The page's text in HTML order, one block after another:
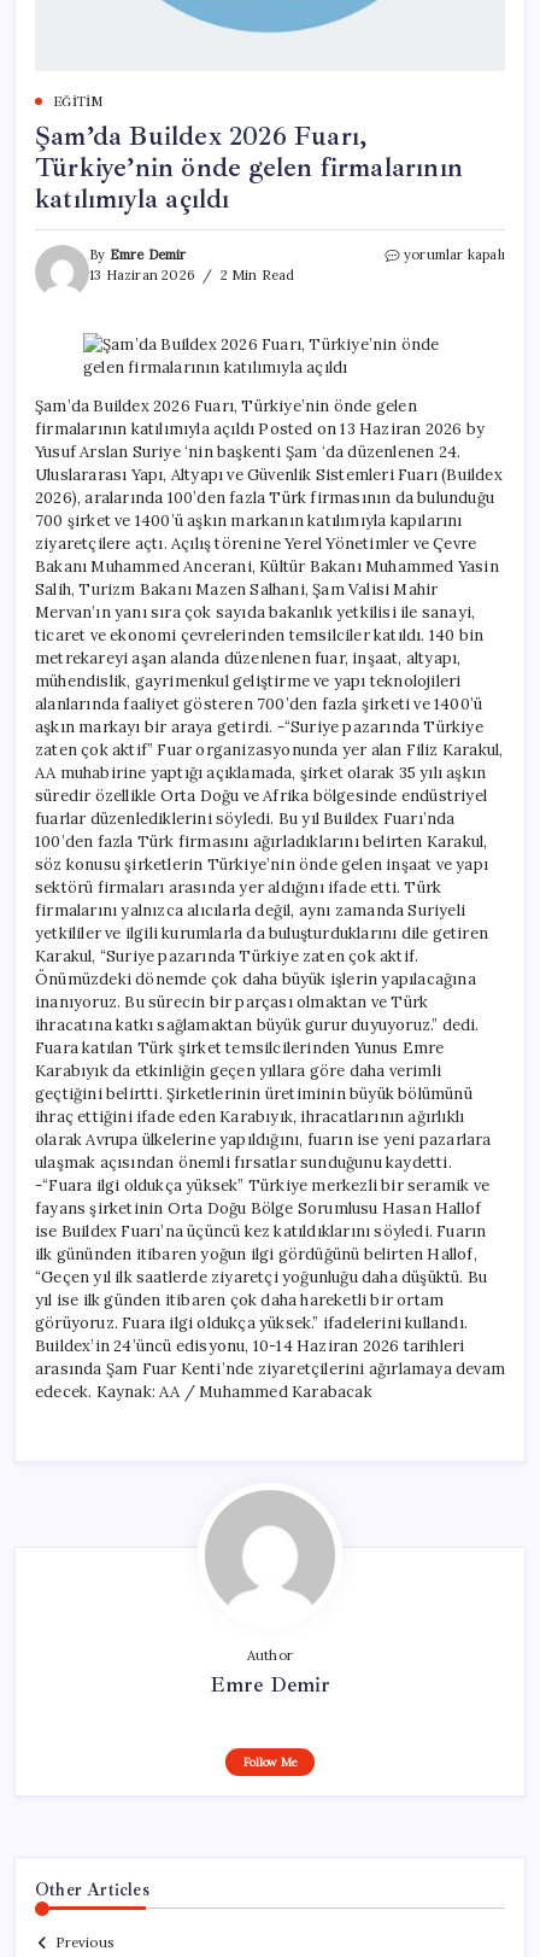
EĞITIM
Şam’da Buildex 2026 Fuarı,
Türkiye’nin önde gelen firmalarının
katılımıyla açıldı
By Emre Demir
13 Haziran 2026
2 Min Read
Şam’da
Türkiye’nin
önde
katılımıyla
açıldı
için
yorumlar kapalı
Şam’da Buildex 2026 Fuarı, Türkiye’nin önde gelen
firmalarının katılımıyla açıldı Posted on 13 Haziran 2026 by
Yusuf Arslan Suriye ‘nin başkenti Şam ‘da düzenlenen 24.
Uluslararası Yapı, Altyapı ve Güvenlik Sistemleri Fuarı (Buildex
2026), aralarında 100’den fazla Türk firmasının da bulunduğu
700 şirket ve 1400’ü aşkın markanın katılımıyla kapılarını
ziyaretçilere açtı. Açılış törenine Yerel Yönetimler ve Çevre
Bakanı Muhammed Ancerani, Kültür Bakanı Muhammed Yasin
Salih, Turizm Bakanı Mazen Salhani, Şam Valisi Mahir
Mervan’ın yanı sıra çok sayıda bakanlık yetkilisi ile sanayi,
ticaret ve ekonomi çevrelerinden temsilciler katıldı. 140 bin
metrekareyi aşan alanda düzenlenen fuar, inşaat, altyapı,
mühendislik, gayrimenkul geliştirme ve yapı teknolojileri
alanlarında faaliyet gösteren 700’den fazla şirketi ve 1400’ü
aşkın markayı bir araya getirdi. -“Suriye pazarında Türkiye
zaten çok aktif” Fuar organizasyonunda yer alan Filiz Karakul,
AA muhabirine yaptığı açıklamada, şirket olarak 35 yılı aşkın
süredir özellikle Orta Doğu ve Afrika bölgesinde endüstriyel
fuarlar düzenlediklerini söyledi. Bu yıl Buildex Fuarı’nda
100’den fazla Türk firmasını ağırladıklarını belirten Karakul,
söz konusu şirketlerin Türkiye’nin önde gelen inşaat ve yapı
sektörü firmaları arasında yer aldığını ifade etti. Türk
firmalarını yalnızca alıcılarla değil, aynı zamanda Suriyeli
yetkililer ve ilgili kurumlarla da buluşturduklarını dile getiren
Karakul, “Suriye pazarında Türkiye zaten çok aktif.
Önümüzdeki dönemde çok daha büyük işlerin yapılacağına
inanıyoruz. Bu sürecin bir parçası olmaktan ve Türk
ihracatına katkı sağlamaktan büyük gurur duyuyoruz.” dedi.
Fuara katılan Türk şirket temsilcilerinden Yunus Emre
Karabıyık da etkinliğin geçen yıllara göre daha verimli
geçtiğini belirtti. Şirketlerinin üretiminin büyük bölümünü
ihraç ettiğini ifade eden Karabıyık, ihracatlarının ağırlıklı
olarak Avrupa ülkelerine yapıldığını, fuarın ise yeni pazarlara
ulaşmak açısından önemli fırsatlar sunduğunu kaydetti.
-“Fuara ilgi oldukça yüksek” Türkiye merkezli bir seramik ve
fayans şirketinin Orta Doğu Bölge Sorumlusu Hasan Hallof
ise Buildex Fuarı’na üçüncü kez katıldıklarını söyledi. Fuarın
ilk gününden itibaren yoğun ilgi gördüğünü belirten Hallof,
“Geçen yıl ilk saatlerde ziyaretçi yoğunluğu daha düşüktü. Bu
yıl ise ilk günden itibaren çok daha hareketli bir ortam
görüyoruz. Fuara ilgi oldukça yüksek.” ifadelerini kullandı.
Buildex’in 24’üncü edisyonu, 10-14 Haziran 2026 tarihleri
arasında Şam Fuar Kenti’nde ziyaretçilerini ağırlamaya devam
edecek. Kaynak: AA / Muhammed Karabacak
Author
Emre Demir
Follow Me
Other Articles
Previous